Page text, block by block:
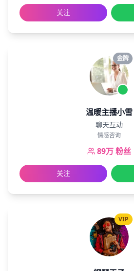
关注
金牌
温暖主播小雪
聊天互动
情感咨询
89万粉丝
关注
VIP